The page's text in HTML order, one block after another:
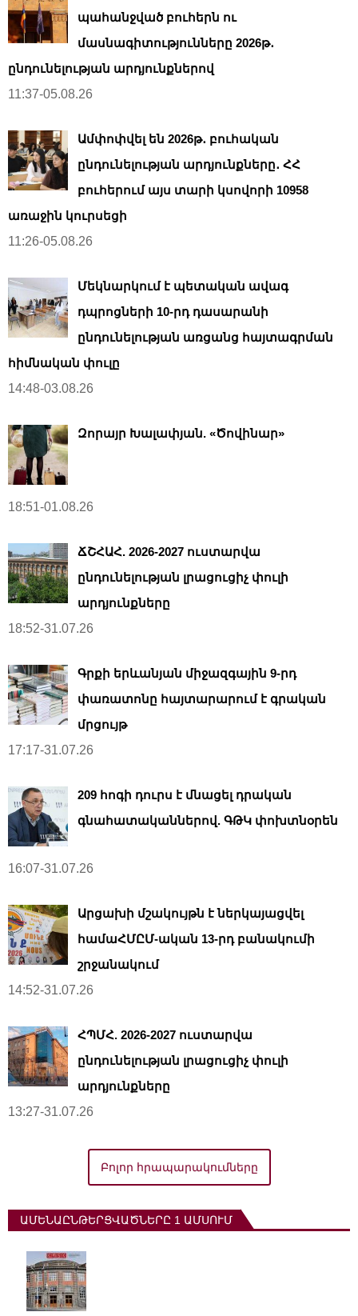
պահանջված բուհերն ու
մասնագիտությունները 2026թ․
ընդունելության արդյունքներով
11:37-05.08.26
Ամփոփվել են 2026թ․ բուհական
ընդունելության արդյունքները․ ՀՀ
բուհերում այս տարի կսովորի 10958
առաջին կուրսեցի
11:26-05.08.26
Մեկնարկում է պետական ավագ
դպրոցների 10-րդ դասարանի
ընդունելության առցանց հայտագրման
հիմնական փուլը
14:48-03.08.26
Զորայր Խալափյան. «Ծովինար»
18:51-01.08.26
ՃՇՀԱՀ. 2026-2027 ուստարվա
ընդունելության լրացուցիչ փուլի
արդյունքները
18:52-31.07.26
Գրքի երևանյան միջազգային 9-րդ
փառատոնը հայտարարում է գրական
մրցույթ
17:17-31.07.26
209 հոգի դուրս է մնացել դրական
գնահատականներով. ԳԹԿ փոխտնօրեն
16:07-31.07.26
Արցախի մշակույթն է ներկայացվել
համաՀՄԸՄ-ական 13-րդ բանակումի
շրջանակում
14:52-31.07.26
ՀՊՄՀ. 2026-2027 ուստարվա
ընդունելության լրացուցիչ փուլի
արդյունքները
13:27-31.07.26
Բոլոր հրապարակումները
ԱՄԵՆԱԸՆԹԵՐՑՎԱԾՆԵՐԸ 1 ԱՄՍՈՒՄ